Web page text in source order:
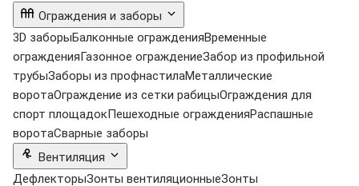
Ограждения и заборы
3D заборыБалконные огражденияВременные
огражденияГазонное ограждениеЗабор из профильной
трубыЗаборы из профнастилаМеталлические
воротаОграждение из сетки рабицыОграждения для
спорт площадокПешеходные огражденияРаспашные
воротаСварные заборы
Вентиляция
ДефлекторыЗонты вентиляционныеЗонты